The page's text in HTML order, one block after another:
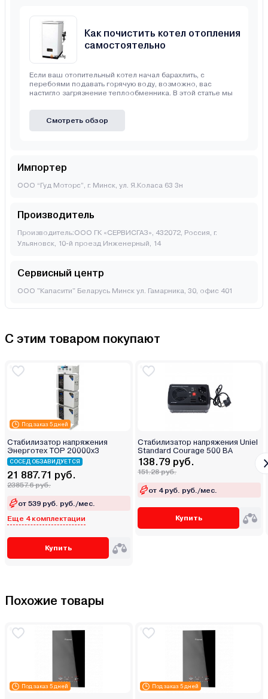
Как почистить котел отопления
самостоятельно
Если ваш отопительный котел начал барахлить, с
перебоями подавать горячую воду, возможно, вас
настигло загрязнение теплообменника. В этой статье мы
Смотреть обзор
Импортер
ООО “Гуд Моторс”, г. Минск, ул. Я.Коласа 63 3н
Производитель
Производитель:ООО ГК «СЕРВИСГАЗ», 432072, Россия, г.
Ульяновск, 10-й проезд Инженерный, 14
Сервисный центр
ООО "Капасити" Беларусь Минск ул. Гамарника, 30, офис 401
С этим товаром покупают
Под заказ 5 дней
Стабилизатор напряжения
Энерготех TOP 20000х3
СОСЕД ОБЗАВИДУЕТСЯ
21 887.71 руб.
23857.6 руб.
от 539 руб. руб./мес.
Еще 4 комплектации
Купить
Стабилизатор напряжения Uniel
Standard Courage 500 ВА
138.79 руб.
151.28 руб.
от 4 руб. руб./мес.
Купить
Похожие товары
Под заказ 5 дней Под заказ 5 дней